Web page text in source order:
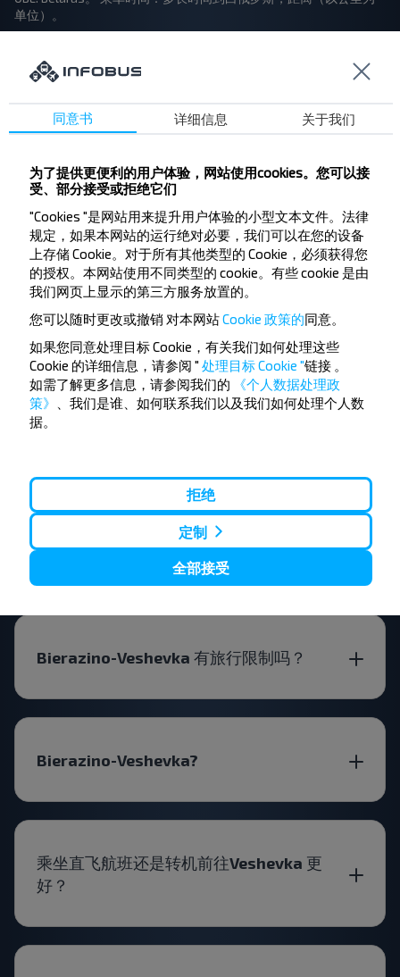
单位）。
想要更便宜的旅行
吗？
不要错过INFOBUS的特殊优惠，折扣和其他有趣的
优惠。 订阅接收新消息，和我们一起旅行更便宜！
订阅
如何购买Bierazino-Veshevka 的巴士车
Bierazino-Veshevka 有旅行限制吗？
Bierazino-Veshevka?
乘坐直飞航班还是转机前往Veshevka 更
好？
同意书 详细信息 关于我们
为了提供更便利的用户体验，网站使用cookies。您可以接
受、部分接受或拒绝它们
"Cookies "是网站用来提升用户体验的小型文本文件。法律
规定，如果本网站的运行绝对必要，我们可以在您的设备
上存储 Cookie。对于所有其他类型的 Cookie，必须获得您
的授权。本网站使用不同类型的 cookie。有些 cookie 是由
我们网页上显示的第三方服务放置的。
您可以随时更改或撤销 对本网站Cookie 政策的同意。
如果您同意处理目标 Cookie，有关我们如何处理这些
Cookie 的详细信息，请参阅 " 处理目标 Cookie "链接
如需了解更多信息，请参阅我们的
《个人数据处理政
策》
、我们是谁、如何联系我们以及我们如何处理个人数
据。
拒绝
定制
全部接受